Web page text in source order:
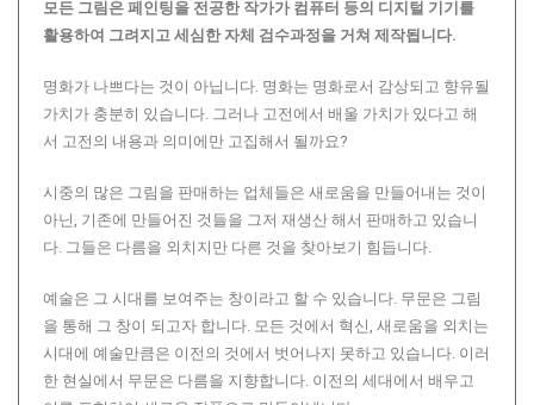
모든 그림은 페인팅을 전공한 작가가 컴퓨터 등의 디지털 기기를
활용하여 그려지고 세심한 자체 검수과정을 거쳐 제작됩니다.
명화가 나쁘다는 것이 아닙니다. 명화는 명화로서 감상되고 향유될
가치가 충분히 있습니다. 그러나 고전에서 배울 가치가 있다고 해
서 고전의 내용과 의미에만 고집해서 될까요?
시중의 많은 그림을 판매하는 업체들은 새로움을 만들어내는 것이
아닌, 기존에 만들어진 것들을 그저 재생산 해서 판매하고 있습니
다. 그들은 다름을 외치지만 다른 것을 찾아보기 힘듭니다.
예술은 그 시대를 보여주는 창이라고 할 수 있습니다. 무문은 그림
을 통해 그 창이 되고자 합니다. 모든 것에서 혁신, 새로움을 외치는
시대에 예술만큼은 이전의 것에서 벗어나지 못하고 있습니다. 이러
한 현실에서 무문은 다름을 지향합니다. 이전의 세대에서 배우고